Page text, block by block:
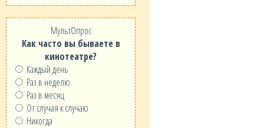
МультОпрос
Как часто вы бываете в
кинотеатре?
Каждый день
Раз в неделю
Раз в месяц
От случая к случаю
Никогда